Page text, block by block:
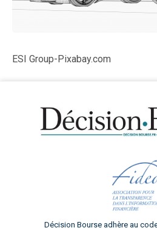
ESI Group-Pixabay.com
Décision Bourse adhère au